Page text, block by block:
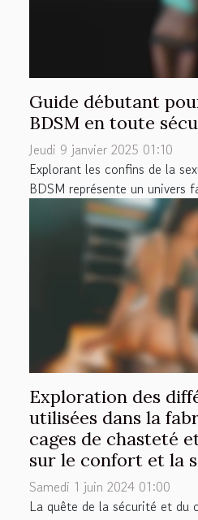
Guide débutant
BDSM en toute
Jeudi 9 janvier 2025 01:10
Explorant les confins de la
BDSM représente un univers
Exploration des
utilisées dans la
cages de chasteté
sur le confort et la
Samedi 1 juin 2024 01:00
La quête de la sécurité et du